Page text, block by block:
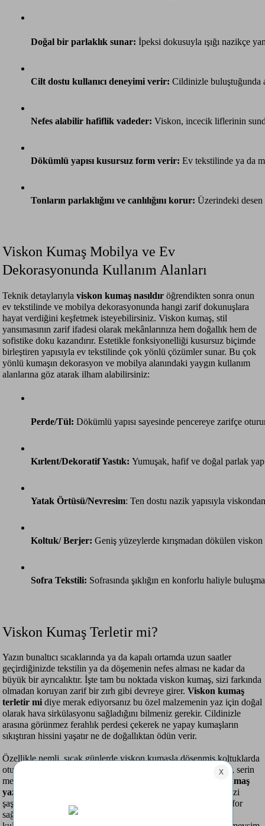
Doğal bir parlaklık sunar: İpeksi dokusuyla ışığı nazikçe
Cilt dostu kullanıcı deneyimi verir: Cildinizle buluştuğunda
Nefes alabilir hafiflik vadeder: Viskon, incecik liflerinin
Dökümlü yapısı kusursuz form verir: Ev tekstilinde ya da
Tonların parlaklığını ve canlılığını korur: Üzerindeki desen
Viskon Kumaş Mobilya ve Ev
Dekorasyonunda Kullanım Alanları
Teknik detaylarıyla viskon kumaş nasıldır öğrendikten sonra onun
ev tekstilinde ve mobilya dekorasyonunda hangi zarif dokunuşlara
hayat verdiğini keşfetmek isteyebilirsiniz. Viskon kumaş, stil
yansımasının zarif ifadesi olarak mekânlarınıza hem doğallık hem de
sofistike doku kazandırır. Estetikle fonksiyonelliği kusursuz biçimde
birleştiren yapısıyla ev tekstilinde çok yönlü çözümler sunar. Bu çok
yönlü kumaşın dekorasyon ve mobilya alanındaki yaygın kullanım
alanlarına göz atarak ilham alabilirsiniz:
Perde/Tül: Dökümlü yapısı sayesinde pencereye zarifçe
Kırlent/Dekoratif Yastık: Yumuşak, hafif ve doğal parlak
Yatak Örtüsü/Nevresim: Ten dostu nazik yapısıyla
Koltuk/ Berjer: Geniş yüzeylerde kırışmadan dökülen
Sofra Tekstili: Sofrasında şıklığın en konforlu haliyle
Viskon Kumaş Terletir mi?
Yazın bunaltıcı sıcaklarında ya da kapalı ortamda uzun saatler
geçirdiğinizde tekstilin ya da döşemenin nefes alması ne kadar da
büyük bir ayrıcalıktır. İşte tam bu noktada viskon kumaş, sizi farkında
olmadan koruyan zarif bir zırh gibi devreye girer. Viskon kumaş
terletir mi diye merak ediyorsanız bu özel malzemenin yaz için doğal
olarak hava sirkülasyonu sağladığını bilmeniz gerekir. Cildinizle
arasına görünmez ferahlık perdesi çekerek ne yapay kumaşların
sıkıştıran hissini yaşatır ne de doğallıktan ödün verir.
Özellikle nemli, sıcak günlerde viskon kumaşla döşenmiş koltuklarda
oturmak ya da yumuşacık viskon nevresim takımına uzanmak, serin
meltem esintisi gibi hissettirebilir. Pek çok kişi gibi
viskon kumaş
yazlık mı kışlık mı
diye düşünüyorsanız bu sorunun cevabı sizi
şaşırtabilir. Hafif serinletici yapısıyla yaz aylarında büyük konfor
sağlarken kışın ise diğer tekstil ürünleriyle birlikte katmanlı